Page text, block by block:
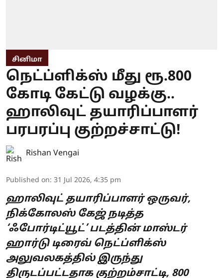
சினிமா
நெட்ப்ளிக்ஸ் மீது ரூ.800
கோடி கேட்டு வழக்கு..
ஹாலிவுட் தயாரிப்பாளர்
பரபரப்பு குற்றச்சாட்டு!
Rishan Vengai
Published on: 31 Jul 2026, 4:35 pm
ஹாலிவுட் தயாரிப்பாளர் ஒருவர்,
நிக்கோலஸ் கேஜ் நடித்த
‘ஃபோர்டிட்யூட்’ படத்தின் மாஸ்டர்
ஹார்டு டிரைவ் நெட்ப்ளிக்ஸ்
அலுவலகத்தில் இருந்து
திருடப்பட்டதாக குற்றம்சாட்டி, 800